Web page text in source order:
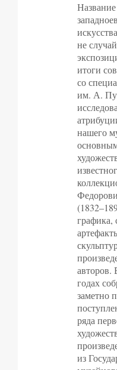
не
итоги
со
им. А.
нашего
графика,
авторов.
годах
заметно
ряда
из